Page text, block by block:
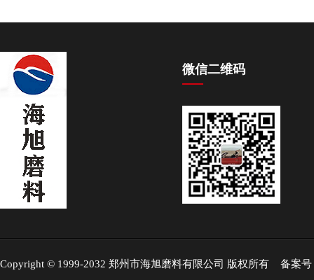
微信二维码
Copyright © 1999-2032 郑州市海旭磨料有限公司 版权所有 备案号